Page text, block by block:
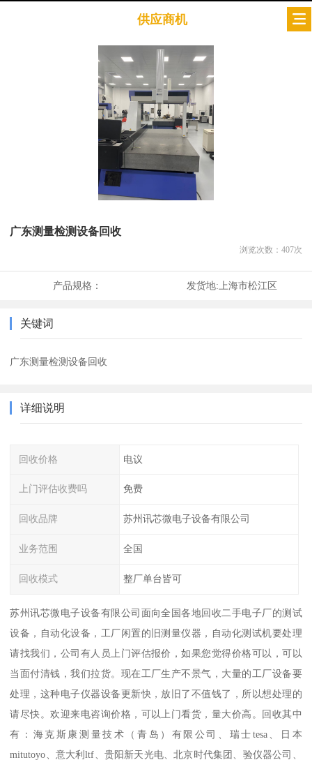
供应商机
广东测量检测设备回收
浏览次数： 407次
产品规格： 发货地:上海市松江区
关键词
广东测量检测设备回收
详细说明
回收价格 电议
上门评估收费吗 免费
回收品牌 苏州讯芯微电子设备有限公司
业务范围 全国
回收模式 整厂单台皆可
苏州讯芯微电子设备有限公司面向全国各地回收二手电子厂的测试
设备，自动化设备，工厂闲置的旧测量仪器，自动化测试机要处理
请找我们，公司有人员上门评估报价，如果您觉得价格可以，可以
当面付清钱，我们拉货。现在工厂生产不景气，大量的工厂设备要
处理，这种电子仪器设备更新快，放旧了不值钱了，所以想处理的
请尽快。欢迎来电咨询价格，可以上门看货，量大价高。回收其中
有：海克斯康测量技术（青岛）有限公司、瑞士tesa、日本
mitutoyo、意大利ltf、贵阳新天光电、北京时代集团、验仪器公司、